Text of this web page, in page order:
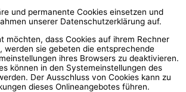
und permanente Cookies einsetzen und
unserer Datenschutzerklärung auf.
möchten, dass Cookies auf ihrem Rechner
werden sie gebeten die entsprechende
ihres Browsers zu deaktivieren.
können in den Systemeinstellungen des
Der Ausschluss von Cookies kann zu
dieses Onlineangebotes führen.